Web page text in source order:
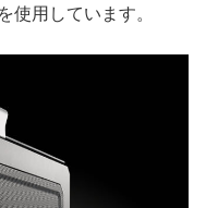
使用しています。